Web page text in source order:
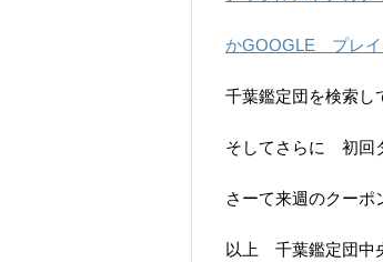
かGOOGLE プレイ
千葉鑑定団を検索し
そしてさらに 初回
さーて来週のクーポ
以上 千葉鑑定団中